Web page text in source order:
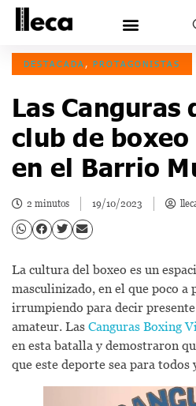
DESTACADA , PROTAGONISTAS
Las Canguras
club de
en el Barrio
2 minutos 19/10/2023
La cultura del boxeo es un
masculinizado, en el que poco a
irrumpiendo para decir
amateur. Las Canguras Boxing
en esta batalla y demostraron
que este deporte sea para todos